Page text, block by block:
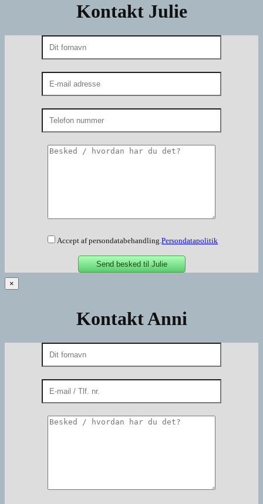
Kontakt Julie
Accept af persondatabehandling. Persondatapolitik
×
Kontakt Anni